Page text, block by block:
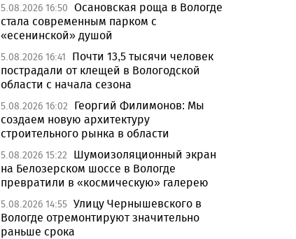
5.08.2026 16:50 Осановская роща в Вологде
стала современным парком с
«есенинской» душой
5.08.2026 16:41
Почти 13,5 тысячи человек
пострадали от клещей в Вологодской
области с начала сезона
5.08.2026 16:02
Георгий Филимонов: Мы
создаем новую архитектуру
строительного рынка в области
5.08.2026 15:22
Шумоизоляционный экран
на Белозерском шоссе в Вологде
превратили в «космическую» галерею
5.08.2026 14:55 Улицу Чернышевского в
Вологде отремонтируют значительно
раньше срока